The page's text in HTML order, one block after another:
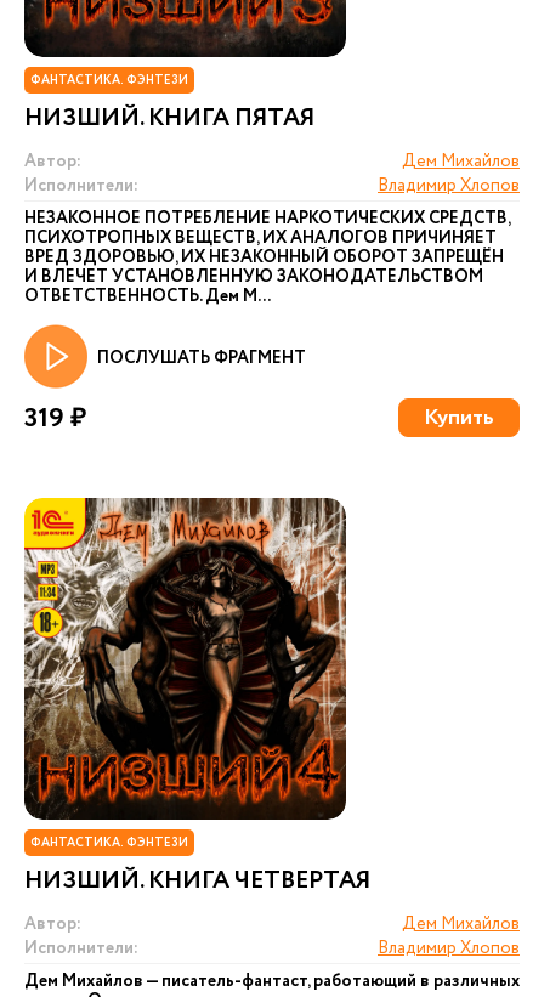
ФАНТАСТИКА. ФЭНТЕЗИ
НИЗШИЙ. КНИГА ПЯТАЯ
Автор:
Дем Михайлов
Исполнители:
Владимир Хлопов
НЕЗАКОННОЕ ПОТРЕБЛЕНИЕ НАРКОТИЧЕСКИХ СРЕДСТВ,
ПСИХОТРОПНЫХ ВЕЩЕСТВ, ИХ АНАЛОГОВ ПРИЧИНЯЕТ
ВРЕД ЗДОРОВЬЮ, ИХ НЕЗАКОННЫЙ ОБОРОТ ЗАПРЕЩЁН
И ВЛЕЧЕТ УСТАНОВЛЕННУЮ ЗАКОНОДАТЕЛЬСТВОМ
ОТВЕТСТВЕННОСТЬ. Дем М...
ПОСЛУШАТЬ ФРАГМЕНТ
319 ₽ Купить
ФАНТАСТИКА. ФЭНТЕЗИ
НИЗШИЙ. КНИГА ЧЕТВЕРТАЯ
Автор:
Дем Михайлов
Исполнители:
Владимир Хлопов
Дем Михайлов — писатель-фантаст, работающий в различных